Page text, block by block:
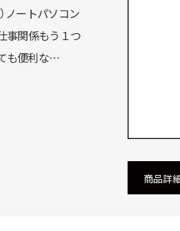
ノートパソコン
事関係もう１つ
も便利な…
商品詳